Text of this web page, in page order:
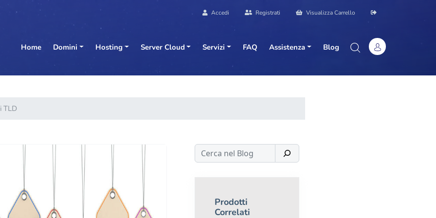
Accedi Registrati Visualizza Carrello
Home Domini Hosting Server Cloud Servizi FAQ Assistenza Blog
TLD
Cerca
Prodotti
Correlati